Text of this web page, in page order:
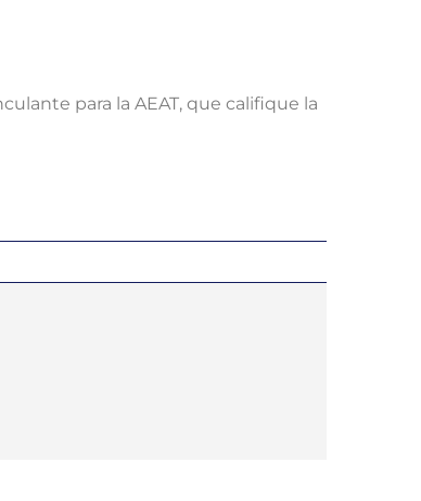
para la AEAT, que califique la